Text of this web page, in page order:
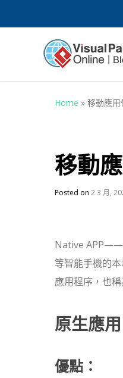
Home » 移動應用
移動
Posted on 2 3 月,
Native
等智能手機的
應用程序，也
原生應用
優點：